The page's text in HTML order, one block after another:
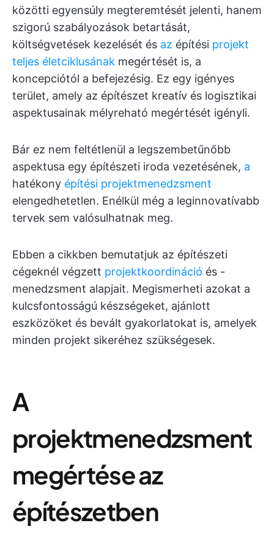
közötti egyensúly megteremtését jelenti, hanem
szigorú szabályozások betartását,
költségvetések kezelését és az építési projekt
teljes életciklusának megértését is, a
koncepciótól a befejezésig. Ez egy igényes
terület, amely az építészet kreatív és logisztikai
aspektusainak mélyreható megértését igényli.
Bár ez nem feltétlenül a legszembetűnőbb
aspektusa egy építészeti iroda vezetésének, a
hatékony építési projektmenedzsment
elengedhetetlen. Enélkül még a leginnovatívabb
tervek sem valósulhatnak meg.
Ebben a cikkben bemutatjuk az építészeti
cégeknél végzett projektkoordináció és -
menedzsment alapjait. Megismerheti azokat a
kulcsfontosságú készségeket, ajánlott
eszközöket és bevált gyakorlatokat is, amelyek
minden projekt sikeréhez szükségesek.
A
projektmenedzsment
megértése az
építészetben